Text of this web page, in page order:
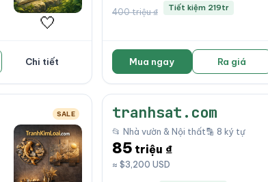
🤍
Chi tiết
400 triệu ₫ Tiết kiệm 219tr
Mua ngay Ra giá
SALE tranhsat.com
📂 Nhà vườn & Nội thất🔡 8 ký tự
85 triệu ₫
≈ $3,200 USD